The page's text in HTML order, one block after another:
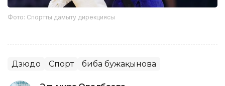
Фото: Спортты дамыту дирекциясы
Дзюдо Спорт Әбиба Әбужақынова